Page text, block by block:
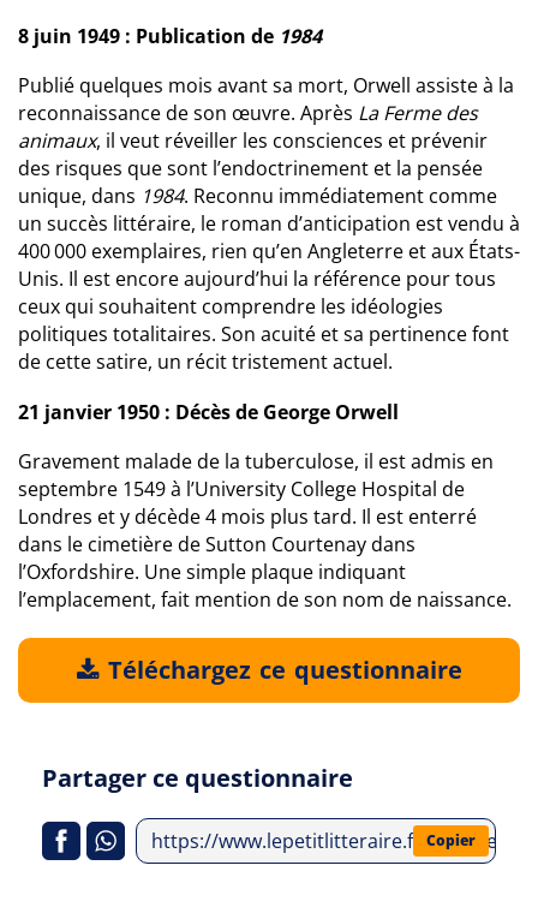
8 juin 1949 : Publication de 1984
Publié quelques mois avant sa mort, Orwell assiste à la
reconnaissance de son œuvre. Après La Ferme des
animaux, il veut réveiller les consciences et prévenir
des risques que sont l’endoctrinement et la pensée
unique, dans 1984. Reconnu immédiatement comme
un succès littéraire, le roman d’anticipation est vendu à
400 000 exemplaires, rien qu’en Angleterre et aux États-
Unis. Il est encore aujourd’hui la référence pour tous
ceux qui souhaitent comprendre les idéologies
politiques totalitaires. Son acuité et sa pertinence font
de cette satire, un récit tristement actuel.
21 janvier 1950 : Décès de George Orwell
Gravement malade de la tuberculose, il est admis en
septembre 1549 à l’University College Hospital de
Londres et y décède 4 mois plus tard. Il est enterré
dans le cimetière de Sutton Courtenay dans
l’Oxfordshire. Une simple plaque indiquant
l’emplacement, fait mention de son nom de naissance.
Téléchargez ce questionnaire
Partager ce questionnaire
https://www.lepetitlitteraire.fr/analyses-
Copier